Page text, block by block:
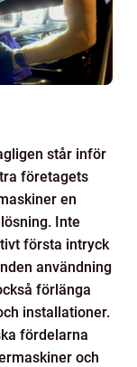
står inför
företagets
en
Inte
första intryck
användning
förlänga
installationer.
fördelarna
och